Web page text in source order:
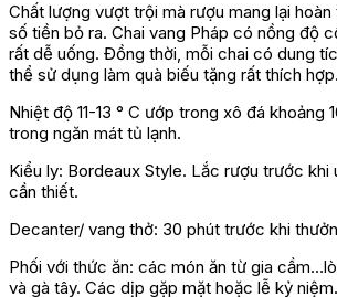
Chất lượng vượt trội mà rượu mang lại
số tiền bỏ ra. Chai vang Pháp có nồng độ
rất dễ uống. Đồng thời, mỗi chai có dung
thể sử dụng làm quà biếu tặng rất thích hợp.
Nhiệt độ 11-13 ° C ướp trong xô đá khoảng
trong ngăn mát tủ lạnh.
Kiểu ly: Bordeaux Style. Lắc rượu trước khi
cần thiết.
Decanter/ vang thở: 30 phút trước khi
Phối với thức ăn: các món ăn từ gia
và gà tây. Các dịp gặp mặt hoặc lễ kỷ niệm.